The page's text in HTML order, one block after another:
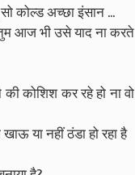
कोल्ड अच्छा इंसान ...
तुम आज भी उसे याद ना करते
कोशिश कर रहे हो ना वो
या नहीं ठंडा हो रहा है